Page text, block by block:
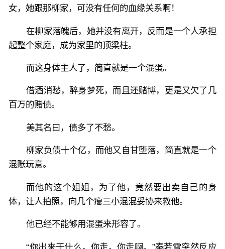
女，她跟那柳家，可没有任何的血缘关系啊！
在柳家落魄后，她并没有离开，反而是一个人承担
起整个家庭，成为家里的顶梁柱。
而这身体主人了，简直就是一个混蛋。
借酒消愁，醉身梦死，而且还赌博，更是又欠了几
百万的赌债。
美其名曰，债多了不愁。
柳家负债十个亿，而他又自甘堕落，简直就是一个
混账玩意。
而他的这个姐姐，为了他，竟然要出卖自己的身
体，让人拍照，向几个瘪三小混混妥协来救他。
他已经不能够用混蛋来形容了。
“你出来干什么，你走，你走啊。”秦若雪突然反应